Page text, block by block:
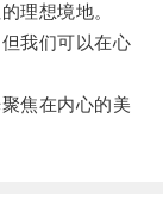
理想境地。
我们可以在心
焦在内心的美